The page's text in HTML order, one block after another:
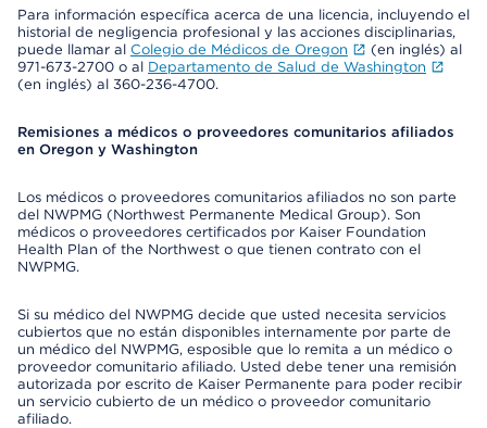
Para información específica acerca de una licencia, incluyendo el
historial de negligencia profesional y las acciones disciplinarias,
puede llamar al Colegio de Médicos de Oregon
(en inglés) al
971-673-2700 o al Departamento de Salud de Washington
(en inglés) al 360-236-4700.
Remisiones a médicos o proveedores comunitarios afiliados
en Oregon y Washington
Los médicos o proveedores comunitarios afiliados no son parte
del NWPMG (Northwest Permanente Medical Group). Son
médicos o proveedores certificados por Kaiser Foundation
Health Plan of the Northwest o que tienen contrato con el
NWPMG.
Si su médico del NWPMG decide que usted necesita servicios
cubiertos que no están disponibles internamente por parte de
un médico del NWPMG, esposible que lo remita a un médico o
proveedor comunitario afiliado. Usted debe tener una remisión
autorizada por escrito de Kaiser Permanente para poder recibir
un servicio cubierto de un médico o proveedor comunitario
afiliado.